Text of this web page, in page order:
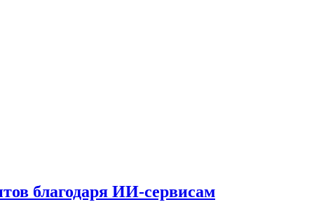
благодаря ИИ-сервисам